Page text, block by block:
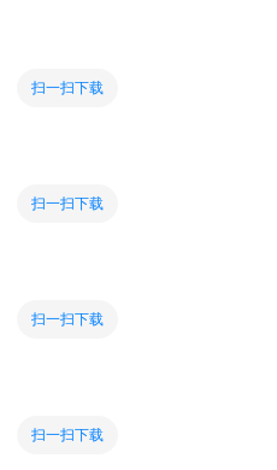
扫一扫下载
扫一扫下载
扫一扫下载
扫一扫下载